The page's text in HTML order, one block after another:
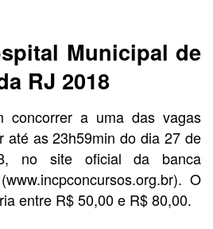
Municipal de
RJ 2018
concorrer a uma das vagas
até as 23h59min do dia 27 de
no site oficial da banca
O
entre R$ 50,00 e R$ 80,00.